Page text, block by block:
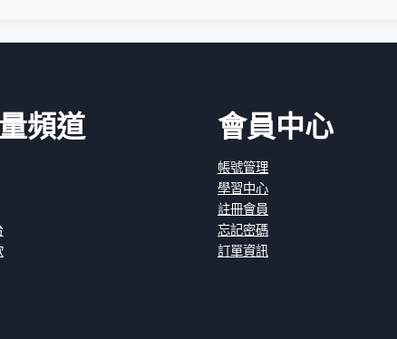
頻道 會員中心
帳號管理
學習中心
註冊會員
忘記密碼
訂單資訊